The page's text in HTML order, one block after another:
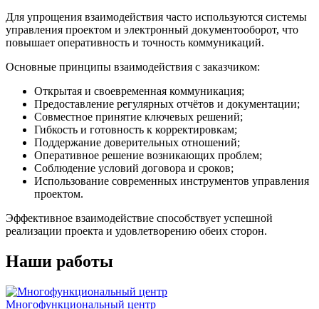
Для упрощения взаимодействия часто используются системы
управления проектом и электронный документооборот, что
повышает оперативность и точность коммуникаций.
Основные принципы взаимодействия с заказчиком:
Открытая и своевременная коммуникация;
Предоставление регулярных отчётов и документации;
Совместное принятие ключевых решений;
Гибкость и готовность к корректировкам;
Поддержание доверительных отношений;
Оперативное решение возникающих проблем;
Соблюдение условий договора и сроков;
Использование современных инструментов управления
проектом.
Эффективное взаимодействие способствует успешной
реализации проекта и удовлетворению обеих сторон.
Наши работы
Многофункциональный центр